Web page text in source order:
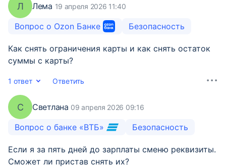
Л Лема 19 апреля 2026 11:40
Вопрос о Ozon Банке Безопасность
Как снять ограничения карты и как снять остаток
суммы с карты?
1 ответ Ответить
С Светлана 09 апреля 2026 09:16
Вопрос о банке «ВТБ» Безопасность
Если я за пять дней до зарплаты сменю реквизиты.
Сможет ли пристав снять их?